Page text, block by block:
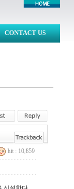
CONTACT US
hit : 10,859